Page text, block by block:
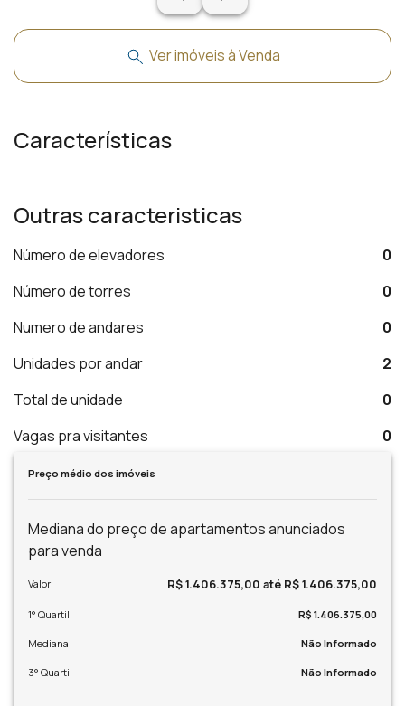
Ver imóveis à Venda
Características
Outras caracteristicas
Número de elevadores
0
Número de torres
0
Numero de andares
0
Unidades por andar
2
Total de unidade
0
Vagas pra visitantes
0
Preço médio dos imóveis
Mediana do preço de apartamentos anunciados
para venda
Valor R$ 1.406.375,00 até R$ 1.406.375,00
1° Quartil R$ 1.406.375,00
Mediana Não Informado
3° Quartil Não Informado